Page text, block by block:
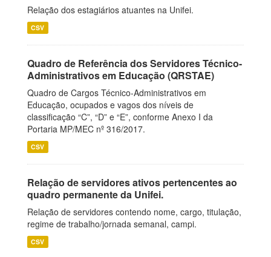
Relação dos estagiários atuantes na Unifei.
CSV
Quadro de Referência dos Servidores Técnico-
Administrativos em Educação (QRSTAE)
Quadro de Cargos Técnico-Administrativos em
Educação, ocupados e vagos dos níveis de
classificação “C”, “D” e “E”, conforme Anexo I da
Portaria MP/MEC nº 316/2017.
CSV
Relação de servidores ativos pertencentes ao
quadro permanente da Unifei.
Relação de servidores contendo nome, cargo, titulação,
regime de trabalho/jornada semanal, campi.
CSV